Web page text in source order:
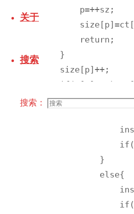
关于
搜索
搜索：
        p=++sz;
        return;
    }
    size[p]++;
if(v[p]==x)
    else